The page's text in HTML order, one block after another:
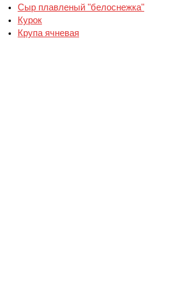
Сыр плавленый "белоснежка"
Курок
Крупа ячневая